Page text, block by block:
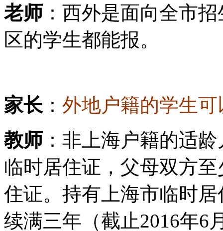
老师 ：西外是面向全市
区的学生都能报。
家长 ： 外地户籍的学生
教师 ：非上海户籍的适
临时居住证，父母双方
住证。持有上海市临时
续满三年（截止2016年6